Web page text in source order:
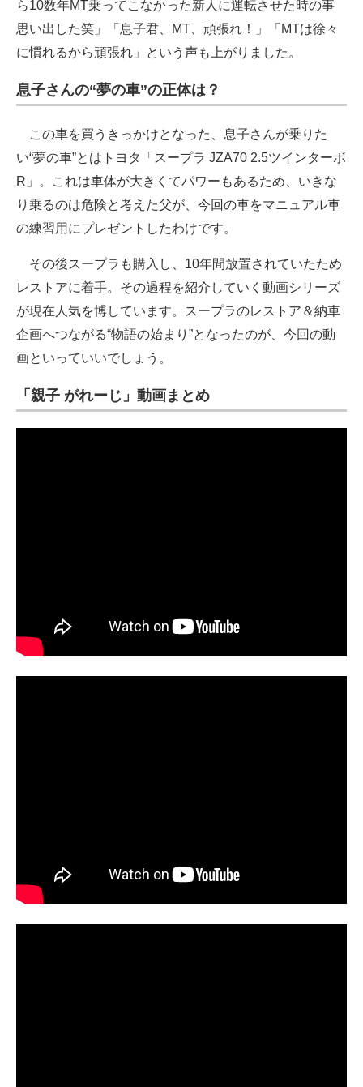
ら10数年MT乗ってこなかった新人に運転させた時の事
思い出した笑」「息子君、MT、頑張れ！」「MTは徐々
に慣れるから頑張れ」という声も上がりました。
息子さんの“夢の車”の正体は？
この車を買うきっかけとなった、息子さんが乗りた
い“夢の車”とはトヨタ「スープラ JZA70 2.5ツインターボ
R」。これは車体が大きくてパワーもあるため、いきな
り乗るのは危険と考えた父が、今回の車をマニュアル車
の練習用にプレゼントしたわけです。
その後スープラも購入し、10年間放置されていたため
レストアに着手。その過程を紹介していく動画シリーズ
が現在人気を博しています。スープラのレストア＆納車
企画へつながる“物語の始まり”となったのが、今回の動
画といっていいでしょう。
「親子 がれーじ」動画まとめ